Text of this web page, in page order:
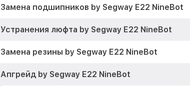
Замена подшипников by Segway E22 NineBot
Устранения люфта by Segway E22 NineBot
Замена резины by Segway E22 NineBot
Апгрейд by Segway E22 NineBot